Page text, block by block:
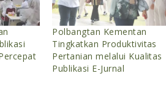
Polbangtan Kementan
Tingkatkan Produktivitas
Pertanian melalui Kualitas
Publikasi E-Jurnal